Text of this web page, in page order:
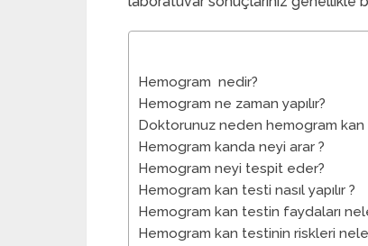
Hemogram nedir?
Hemogram ne zaman yapılır?
Doktorunuz neden hemogram kan
Hemogram kanda neyi arar ?
Hemogram neyi tespit eder?
Hemogram kan testi nasıl yapılır ?
Hemogram kan testin faydaları
Hemogram kan testinin riskleri